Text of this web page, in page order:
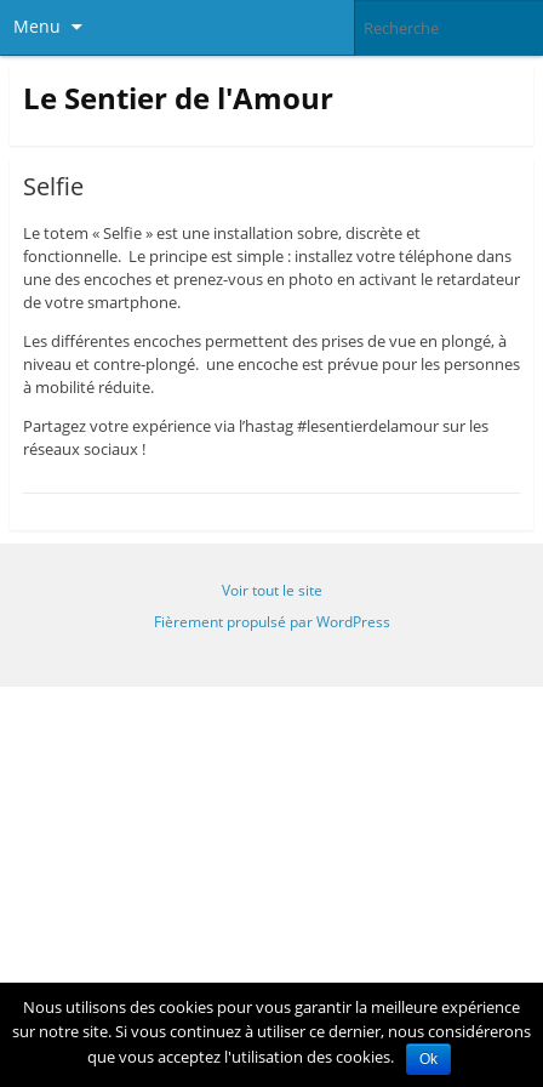
Menu
Le Sentier de l'Amour
Selfie
Le totem « Selfie » est une installation sobre, discrète et
fonctionnelle. Le principe est simple : installez votre téléphone dans
une des encoches et prenez-vous en photo en activant le retardateur
de votre smartphone.
Les différentes encoches permettent des prises de vue en plongé, à
niveau et contre-plongé. une encoche est prévue pour les personnes
à mobilité réduite.
Partagez votre expérience via l’hastag #lesentierdelamour sur les
réseaux sociaux !
Voir tout le site
Fièrement propulsé par WordPress
Nous utilisons des cookies pour vous garantir la meilleure expérience
sur notre site. Si vous continuez à utiliser ce dernier, nous considérerons
que vous acceptez l'utilisation des cookies.
Ok